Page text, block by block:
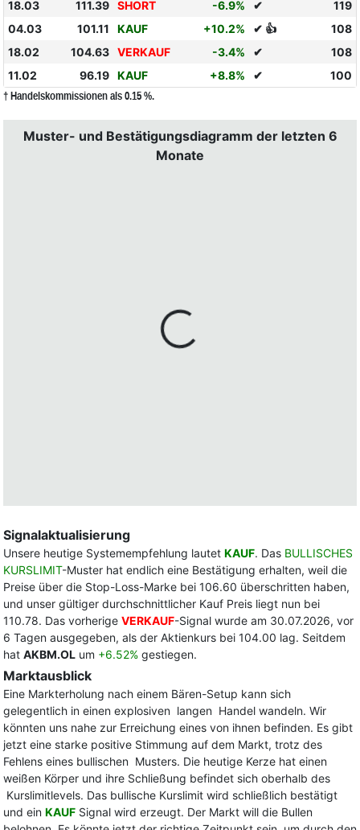
18.03
111.39 SHORT -6.9% ✔
119
04.03
101.11 KAUF +10.2% ✔ 👍
108
18.02
104.63 VERKAUF -3.4% ✔
108
11.02
96.19 KAUF +8.8% ✔ 100
† Handelskommissionen als 0.15 %.
Muster- und Bestätigungsdiagramm der letzten 6
Monate
Signalaktualisierung
Unsere heutige Systemempfehlung lautet KAUF. Das BULLISCHES
KURSLIMIT-Muster hat endlich eine Bestätigung erhalten, weil die
Preise über die Stop-Loss-Marke bei 106.60 überschritten haben,
und unser gültiger durchschnittlicher Kauf Preis liegt nun bei
110.78. Das vorherige VERKAUF-Signal wurde am 30.07.2026, vor
6 Tagen ausgegeben, als der Aktienkurs bei 104.00 lag. Seitdem
hat AKBM.OL um +6.52% gestiegen.
Marktausblick
Eine Markterholung nach einem Bären-Setup kann sich
gelegentlich in einen explosiven langen Handel wandeln. Wir
könnten uns nahe zur Erreichung eines von ihnen befinden. Es gibt
jetzt eine starke positive Stimmung auf dem Markt, trotz des
Fehlens eines bullischen Musters. Die heutige Kerze hat einen
weißen Körper und ihre Schließung befindet sich oberhalb des
Kurslimitlevels. Das bullische Kurslimit wird schließlich bestätigt
und ein KAUF Signal wird erzeugt. Der Markt will die Bullen